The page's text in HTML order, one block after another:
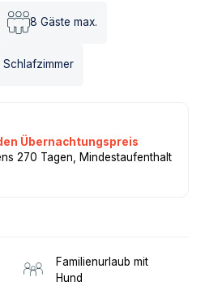
8 Gäste max.
Schlafzimmer
Übernachtungspreis
270 Tagen, Mindestaufenthalt
Familienurlaub mit
Hund